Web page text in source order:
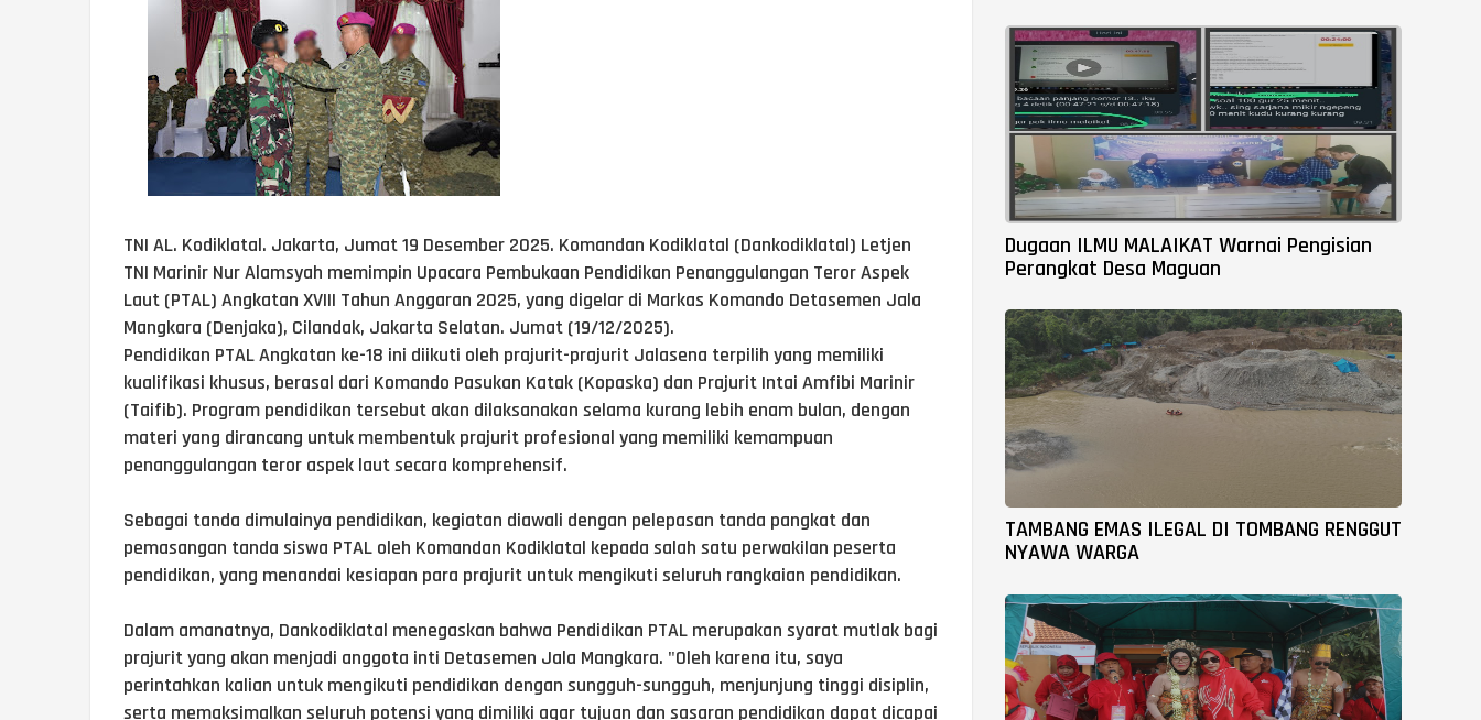
TNI AL. Kodiklatal. Jakarta, Jumat 19 Desember 2025. Komandan Kodiklatal (Dankodiklatal) Letjen
TNI Marinir Nur Alamsyah memimpin Upacara Pembukaan Pendidikan Penanggulangan Teror Aspek
Laut (PTAL) Angkatan XVIII Tahun Anggaran 2025, yang digelar di Markas Komando Detasemen Jala
Mangkara (Denjaka), Cilandak, Jakarta Selatan. Jumat (19/12/2025).
Pendidikan PTAL Angkatan ke-18 ini diikuti oleh prajurit-prajurit Jalasena terpilih yang memiliki
kualifikasi khusus, berasal dari Komando Pasukan Katak (Kopaska) dan Prajurit Intai Amfibi Marinir
(Taifib). Program pendidikan tersebut akan dilaksanakan selama kurang lebih enam bulan, dengan
materi yang dirancang untuk membentuk prajurit profesional yang memiliki kemampuan
penanggulangan teror aspek laut secara komprehensif.
Sebagai tanda dimulainya pendidikan, kegiatan diawali dengan pelepasan tanda pangkat dan
pemasangan tanda siswa PTAL oleh Komandan Kodiklatal kepada salah satu perwakilan peserta
pendidikan, yang menandai kesiapan para prajurit untuk mengikuti seluruh rangkaian pendidikan.
Dalam amanatnya, Dankodiklatal menegaskan bahwa Pendidikan PTAL merupakan syarat mutlak bagi
prajurit yang akan menjadi anggota inti Detasemen Jala Mangkara. "Oleh karena itu, saya
perintahkan kalian untuk mengikuti pendidikan dengan sungguh-sungguh, menjunjung tinggi disiplin,
serta memaksimalkan seluruh potensi yang dimiliki agar tujuan dan sasaran pendidikan dapat dicapai
Dugaan ILMU MALAIKAT Warnai Pengisian
Perangkat Desa Maguan
TAMBANG EMAS ILEGAL DI TOMBANG RENGGUT
NYAWA WARGA